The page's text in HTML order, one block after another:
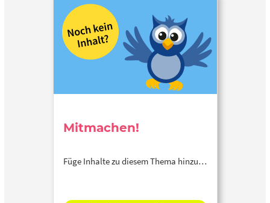
Mitmachen!
Füge Inhalte zu diesem Thema hinzu…